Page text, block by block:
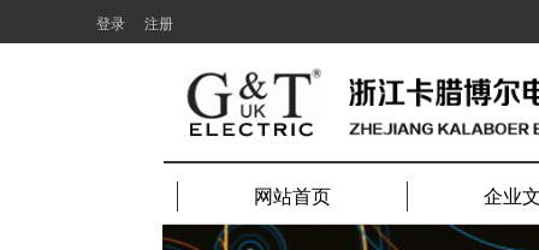
登录 注册
网站首页 企业